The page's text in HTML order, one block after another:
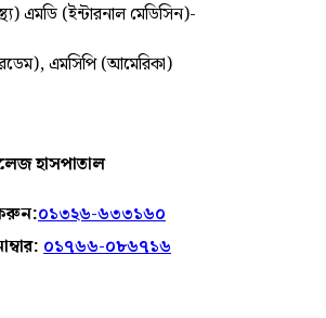
এমডি (ইন্টারনাল মেডিসিন)-
এমসিপি (আমেরিকা)
হাসপাতাল
০১৩২৬-৬৩৩১৬০
০১৭৬৬-০৮৬৭১৬